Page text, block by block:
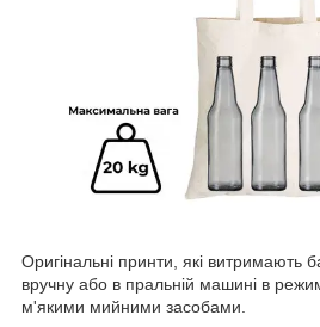
Оригінальні принти, які витримають
вручну або в пральній машині в
м'якими мийними засобами.